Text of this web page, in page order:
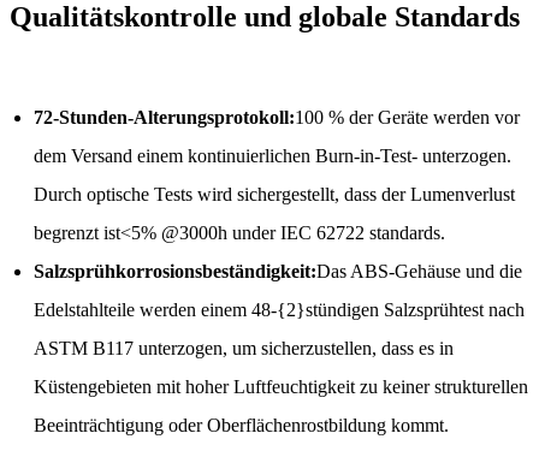
Qualitätskontrolle und globale Standards
72-Stunden-Alterungsprotokoll:100 % der Geräte werden vor
dem Versand einem kontinuierlichen Burn-in-Test- unterzogen.
Durch optische Tests wird sichergestellt, dass der Lumenverlust
begrenzt ist<5% @3000h under IEC 62722 standards.
Salzsprühkorrosionsbeständigkeit:Das ABS-Gehäuse und die
Edelstahlteile werden einem 48-{2}stündigen Salzsprühtest nach
ASTM B117 unterzogen, um sicherzustellen, dass es in
Küstengebieten mit hoher Luftfeuchtigkeit zu keiner strukturellen
Beeinträchtigung oder Oberflächenrostbildung kommt.